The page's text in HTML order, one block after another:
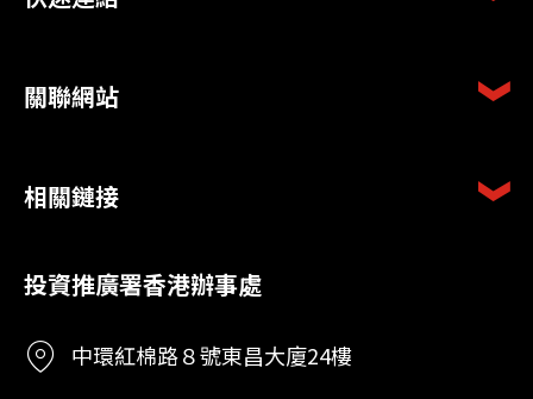
關聯網站
相關鏈接
投資推廣署香港辦事處
中環紅棉路８號東昌大廈24樓